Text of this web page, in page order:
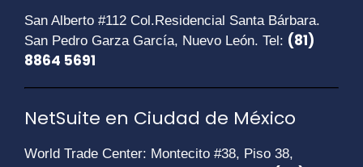
San Alberto #112 Col.Residencial Santa Bárbara.
San Pedro Garza García, Nuevo León. Tel: (81)
8864 5691
NetSuite en Ciudad de México
World Trade Center: Montecito #38, Piso 38,